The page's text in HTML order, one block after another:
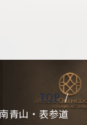
TOP
青山・表参道